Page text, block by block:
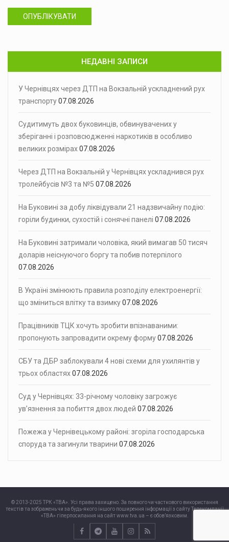
ОПУБЛІКУВАТИ
НЕДАВНІ ЗАПИСИ
У Чернівцях через ДТП на Вокзальній ускладнений рух
транспорту07.08.2026
Судитимуть двох буковинців, обвинувачених у
зберіганні і розповсюдженні наркотиків в особливо
великих розмірах07.08.2026
Через ДТП на Вокзальній у Чернівцях ускладнився рух
тролейбусів №3 та №5 07.08.2026
На Буковині за добу ліквідували 21 надзвичайну подію:
горіли будинки, сухостій і сонячні панелі 07.08.2026
На Буковині затримали чоловіка, який вимагав 50 тисяч
доларів неіснуючого боргу та побив потерпілого
07.08.2026
В Україні змінюють правила розподілу електроенергії:
що зміниться влітку та взимку07.08.2026
Працівників ТЦК хочуть зробити впізнаваними:
пропонують запровадити окрему форму07.08.2026
СБУ та ДБР заблокували 4 нові схеми для ухилянтів у
трьох областях07.08.2026
Суд у Чернівцях: 33-річному чоловіку загрожує
ув’язнення за побиття двох людей 07.08.2026
Пожежа у Чернівецькому районі: згоріла господарська
споруда та загинули тварини 07.08.2026
© 2013-2025 ТРК «ТВА». Усі права захищено. За повного чи часткового використання
текстів та зображень чи за будь-якого іншого поширення інформації з сайту Телекомпанії
«ТВА» гіперпосилання на сайт www.tva.ua – є обов’язковим.